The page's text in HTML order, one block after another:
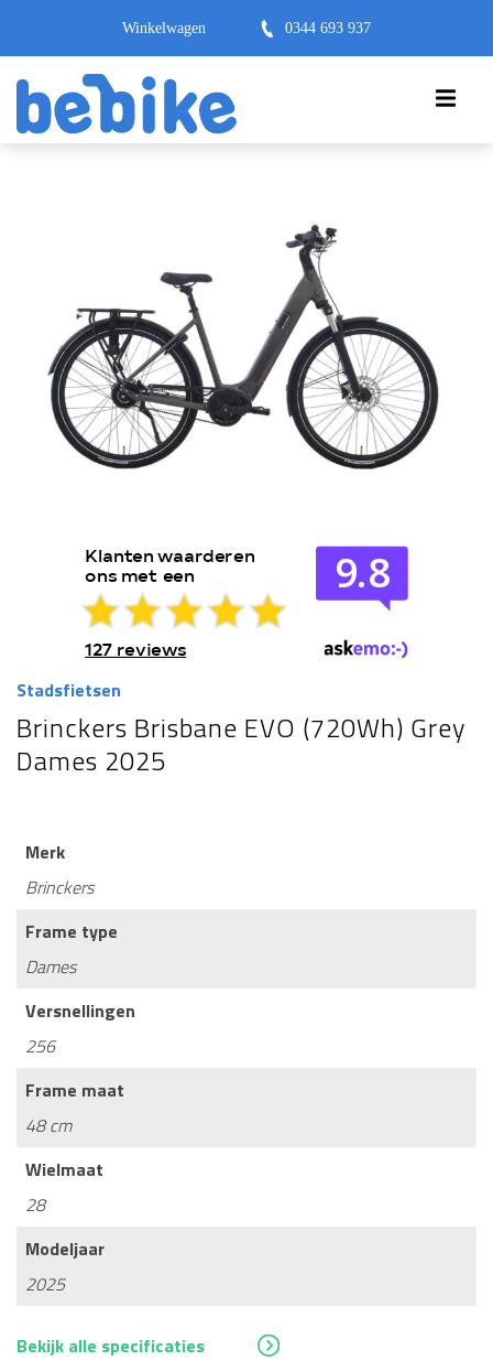
Winkelwagen 0344 693 937
Stadsfietsen
Brinckers Brisbane EVO (720Wh) Grey
Dames 2025
Merk
Brinckers
Frame type
Dames
Versnellingen
256
Frame maat
48 cm
Wielmaat
28
Modeljaar
2025
Bekijk alle specificaties